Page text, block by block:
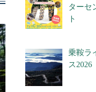
ターセ
ト
乗鞍ラ
ス2026